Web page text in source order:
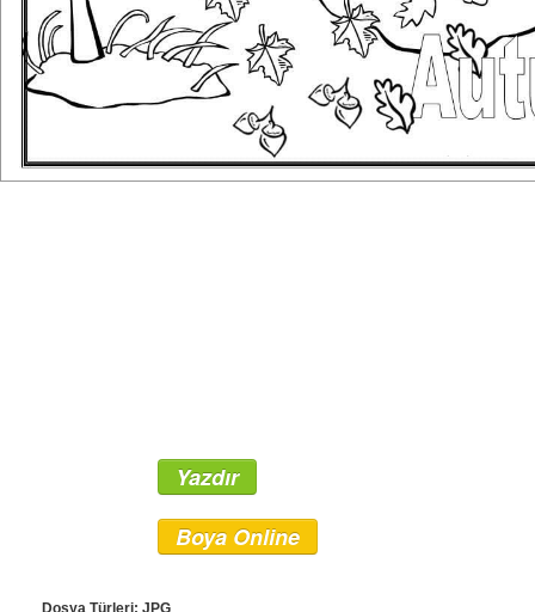
Yazdır
Boya Online
Dosya Türleri: JPG